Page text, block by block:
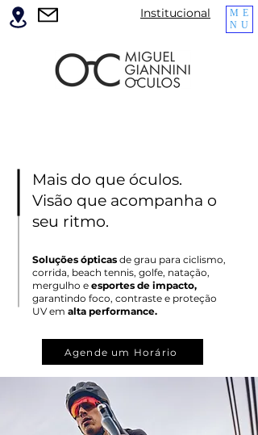
ME
NU
Institucional
Mais do que óculos.
Visão que acompanha o
seu ritmo.
Soluções ópticas de grau para ciclismo,
corrida, beach tennis, golfe, natação,
mergulho e esportes de impacto,
garantindo foco, contraste e proteção
UV em alta performance.
Agende um Horário